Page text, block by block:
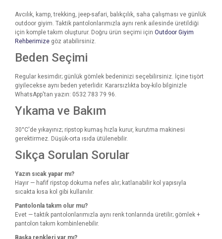
Avcılık, kamp, trekking, jeep-safari, balıkçılık, saha çalışması ve günlük
outdoor giyim. Taktik pantolonlarımızla aynı renk ailesinde üretildiği
için komple takım oluşturur. Doğru ürün seçimi için Outdoor Giyim
Rehberimize göz atabilirsiniz.
Beden Seçimi
Regular kesimdir; günlük gömlek bedeninizi seçebilirsiniz. İçine tişört
giyilecekse aynı beden yeterlidir. Kararsızlıkta boy-kilo bilginizle
WhatsApp'tan yazın: 0532 783 79 96.
Yıkama ve Bakım
30°C'de yıkayınız; ripstop kumaş hızla kurur, kurutma makinesi
gerektirmez. Düşük-orta ısıda ütülenebilir.
Sıkça Sorulan Sorular
Yazın sıcak yapar mı?
Hayır — hafif ripstop dokuma nefes alır; katlanabilir kol yapısıyla
sıcakta kısa kol gibi kullanılır.
Pantolonla takım olur mu?
Evet — taktik pantolonlarımızla aynı renk tonlarında üretilir; gömlek +
pantolon takım kombinlenebilir.
Başka renkleri var mı?